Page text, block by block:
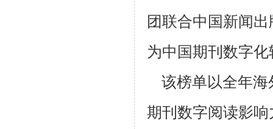
团联合中国新闻
为中国期刊数字
该榜单以全年海
期刊数字阅读影